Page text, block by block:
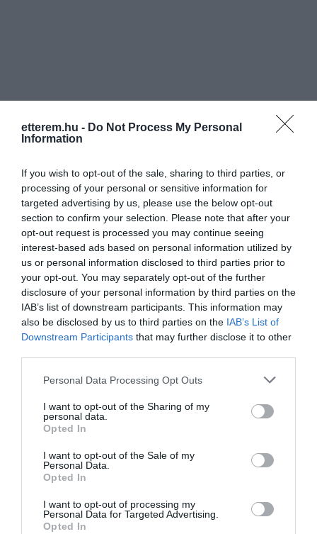
etterem.hu - Do Not Process My Personal
Information
If you wish to opt-out of the sale, sharing to third parties, or
processing of your personal or sensitive information for
targeted advertising by us, please use the below opt-out
section to confirm your selection. Please note that after your
opt-out request is processed you may continue seeing
interest-based ads based on personal information utilized by
us or personal information disclosed to third parties prior to
your opt-out. You may separately opt-out of the further
disclosure of your personal information by third parties on the
IAB’s list of downstream participants. This information may
also be disclosed by us to third parties on the IAB’s List of
Downstream Participants that may further disclose it to other
Please note that this website/app uses one or more Google
not limited to your visit or usage behaviour. You may click to
grant or deny consent to Google and its third-party tags to
use your data for below specified purposes in below Google
consent section.
Personal Data Processing Opt Outs
I want to opt-out of the Sharing of my
personal data.
Opted In
I want to opt-out of the Sale of my
Personal Data.
Opted In
I want to opt-out of processing my
Personal Data for Targeted Advertising.
Opted In
Értékelések Értékeld Te is
5.0
Összesen 9
4 0
3 0
A környék legjobb